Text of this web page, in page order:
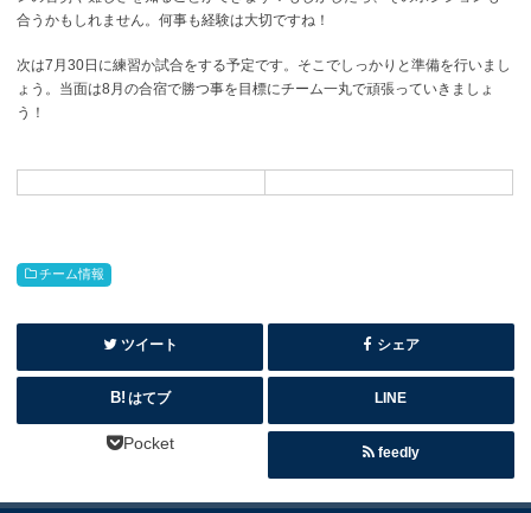
合うかもしれません。何事も経験は大切ですね！
次は7月30日に練習か試合をする予定です。そこでしっかりと準備を行いまし
ょう。当面は8月の合宿で勝つ事を目標にチーム一丸で頑張っていきましょ
う！
チーム情報
ツイート シェア
はてブ LINE
Pocket feedly